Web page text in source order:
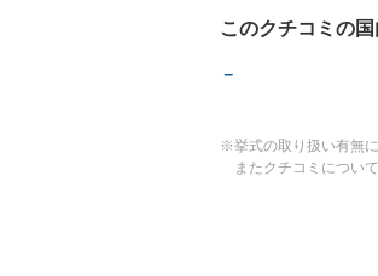
このクチコミの
－
※挙式の取り扱い有無
またクチコミについ